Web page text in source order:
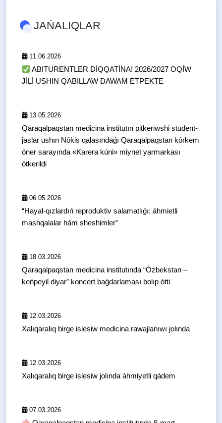
JAŃALIQLAR
11.06.2026
ABITURENTLER DÍQQATÍNA! 2026/2027 OQÍW
JÍLÍ USHIN QABILLAW DAWAM ETPEKTE
13.05.2026
Qaraqalpaqstan medicina institutın pitkeriwshi student-
jaslar ushın Nókis qalasındaǵı Qaraqalpaqstan kórkem
óner sarayında «Karera kúni» miynet yarmarkası
ótkerildi
06.05.2026
“Hayal-qızlardıń reproduktiv salamatlıǵı: áhmietli
mashqalalar hám sheshimler”
18.03.2026
Qaraqalpaqstan medicina institutında “Ózbekstan –
keńpeyil diyar” koncert baǵdarlaması bolıp ótti
12.03.2026
Xalıqaralıq birge islesiw medicina rawajlanıwı jolında
12.03.2026
Xalıqaralıq birge islesiw jolında áhmiyetli qádem
07.03.2026